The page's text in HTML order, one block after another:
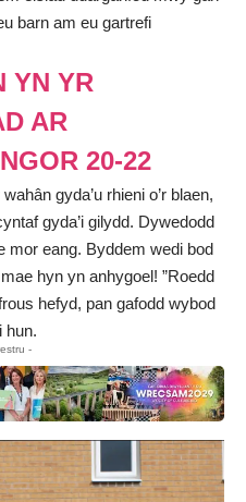
barn am eu gartrefi
YN YR
AR
20-22
gyda’u rhieni o’r blaen,
gyda’i gilydd. Dywedodd
mor eang. Byddem wedi bod
hyn yn anhygoel! ”Roedd
hefyd, pan gafodd wybod
hun.
-